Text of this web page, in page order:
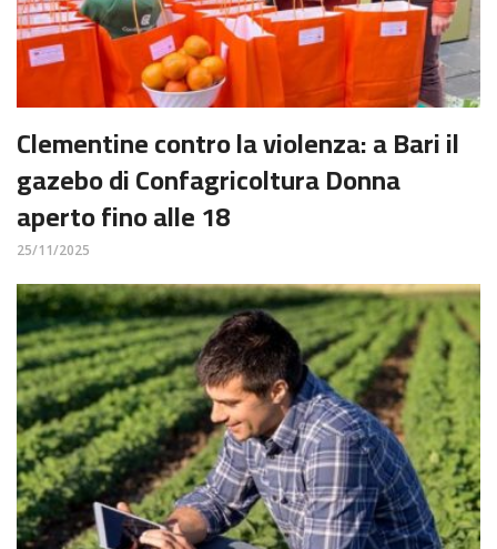
Clementine contro la violenza: a Bari il
gazebo di Confagricoltura Donna
aperto fino alle 18
25/11/2025